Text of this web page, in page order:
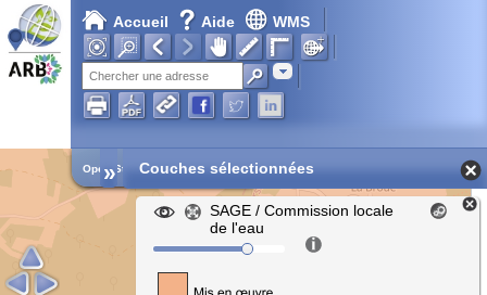
Accueil Aide WMS
Adresse
Chargement en cours...
Open Street Map
» Couches sélectionnées
SAGE / Commission locale
de l'eau